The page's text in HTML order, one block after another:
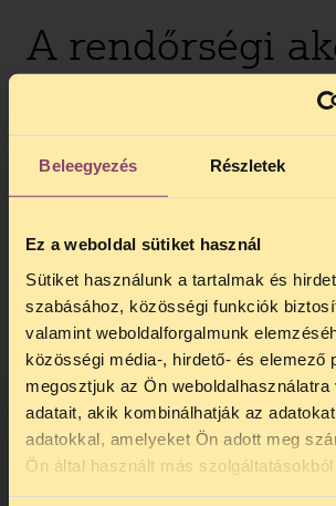
Beleegyezés Részletek
Ez a weboldal sütiket használ
Sütiket használunk a tartalmak és
szabásához, közösségi funkciók
valamint weboldalforgalmunk
közösségi média-, hirdető- és elemező
megosztjuk az Ön weboldalhasználatra
adatait, akik kombinálhatják az
adatokkal, amelyeket Ön adott meg
Ön által használt más szolgáltatásokból
A rendőrségi
a büntetés nem
helyettesíti a
többszörösét fordította
megelőzésre és kezelésre
2010-es drogstratégia
kevés kétség fér ahhoz, hogy
korábbinál is nagyobb
büntetőjogi szemléletet. Az
évtizedben a prevencióval
szervezetek nagy része
TELEFONOS
SZÜNET!